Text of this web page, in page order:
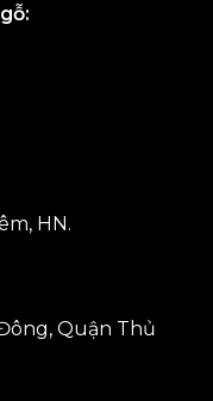
HN.
Quận Thủ